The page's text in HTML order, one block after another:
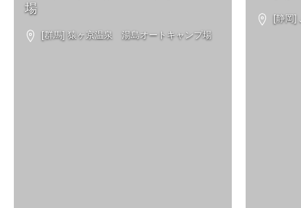
場
[群馬] 猿ヶ京温泉 湯島オートキャンプ場
[静岡]